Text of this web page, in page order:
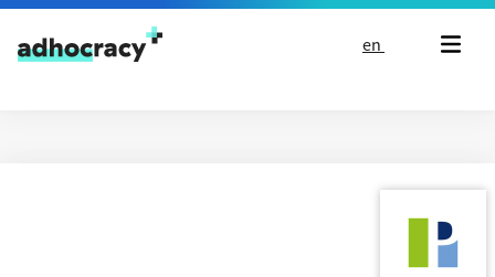
Skip to content
en